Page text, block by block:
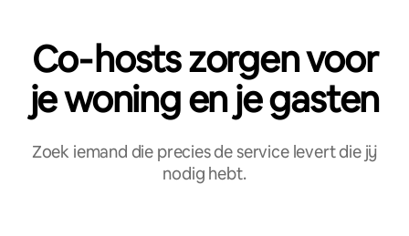
Co‑hosts zorgen voor
je woning en je gasten
Zoek iemand die precies de service levert die jij
nodig hebt.